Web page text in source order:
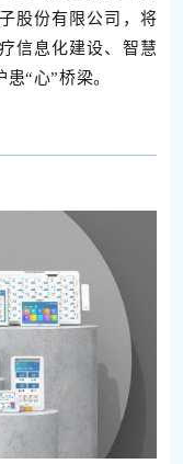
股份有限公司，将
信息化建设、智慧
“心”桥梁。